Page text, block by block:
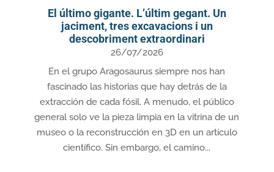
El último gigante. L’últim gegant. Un
jaciment, tres excavacions i un
descobriment extraordinari
26/07/2026
En el grupo Aragosaurus siempre nos han
fascinado las historias que hay detrás de la
extracción de cada fósil. A menudo, el público
general solo ve la pieza limpia en la vitrina de un
museo o la reconstrucción en 3D en un artículo
científico. Sin embargo, el camino...